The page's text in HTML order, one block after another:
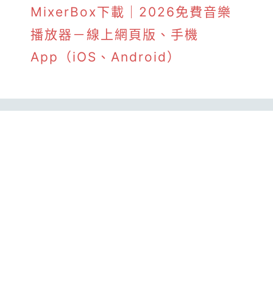
MixerBox下載｜2026免費音樂
播放器－線上網頁版、手機
App（iOS、Android）